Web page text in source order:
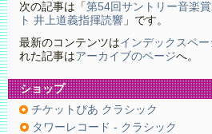
次の記事は「 第54回サントリー音楽
ト 井上道義指揮読響」です。
最新のコンテンツはインデックスペー
れた記事はアーカイブのページへ。
ショップ
チケットぴあ クラシック
タワーレコード - クラシック